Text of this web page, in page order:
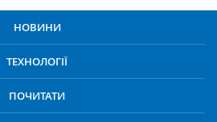
НОВИНИ
ТЕХНОЛОГІЇ
ПОЧИТАТИ